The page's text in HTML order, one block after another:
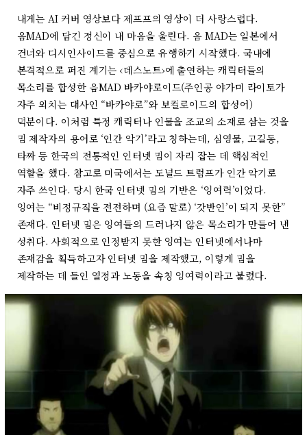
내게는 AI 커버 영상보다 제프프의 영상이 더 사랑스럽다.
음MAD에 담긴 정신이 내 마음을 울린다. 음 MAD는 일본에서
건너와 디시인사이드를 중심으로 유행하기 시작했다. 국내에
본격적으로 퍼진 계기는 ‹데스노트›에 출연하는 캐릭터들의
목소리를 합성한 음MAD 바카야로이드(주인공 야가미 라이토가
자주 외치는 대사인 “바카야로”와 보컬로이드의 합성어)
덕분이다. 이처럼 특정 캐릭터나 인물을 조교의 소재로 삼는 것을
밈 제작자의 용어로 ‘인간 악기’라고 칭하는데, 심영물, 고길동,
타짜 등 한국의 전통적인 인터넷 밈이 자리 잡는 데 핵심적인
역할을 했다. 참고로 미국에서는 도널드 트럼프가 인간 악기로
자주 쓰인다. 당시 한국 인터넷 밈의 기반은 ‘잉여력’이었다.
잉여는 “비정규직을 전전하며 (요즘 말로) ‘갓반인’이 되지 못한”
존재다. 인터넷 밈은 잉여들의 드러나지 않은 목소리가 만들어 낸
성취다. 사회적으로 인정받지 못한 잉여는 인터넷에서나마
존재감을 획득하고자 인터넷 밈을 제작했고, 이렇게 밈을
제작하는 데 들인 열정과 노동을 속칭 잉여력이라고 불렀다.